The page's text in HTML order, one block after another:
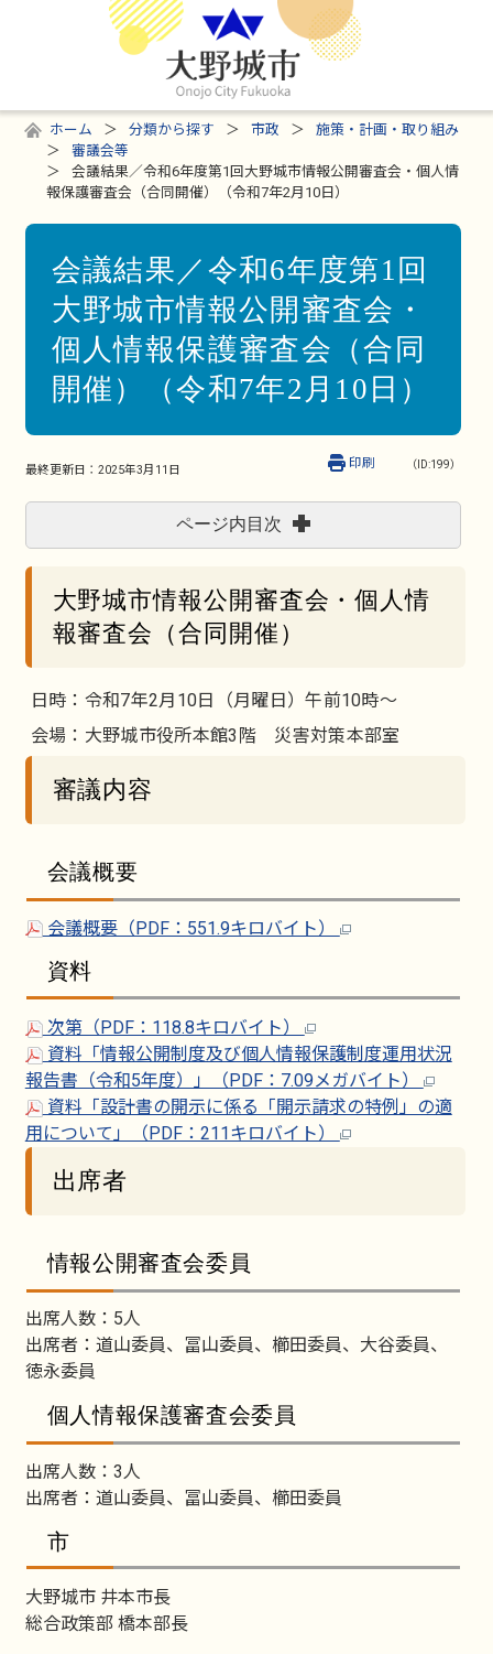
ホーム 分類から探す 市政
施策・計画・取り組み
審議会等
会議結果／令和6年度第1回大野城市情報公開審査会・個人情
報保護審査会（合同開催）（令和7年2月10日）
会議結果／令和6年度第1回
大野城市情報公開審査会・
個人情報保護審査会（合同
開催）（令和7年2月10日）
最終更新日： 2025年3月11日 （ID:199）
印刷
ページ内目次
大野城市情報公開審査会・個人情
報審査会（合同開催）
日時：令和7年2月10日（月曜日）午前10時～
会場：大野城市役所本館3階 災害対策本部室
審議内容
会議概要
会議概要（PDF：551.9キロバイト）
資料
次第（PDF：118.8キロバイト）
資料「情報公開制度及び個人情報保護制度運用状況
報告書（令和5年度）」（PDF：7.09メガバイト）
資料「設計書の開示に係る「開示請求の特例」の適
用について」（PDF：211キロバイト）
出席者
情報公開審査会委員
出席人数：5人
出席者：道山委員、冨山委員、櫛田委員、大谷委員、
徳永委員
個人情報保護審査会委員
出席人数：3人
出席者：道山委員、冨山委員、櫛田委員
市
大野城市 井本市長
総合政策部 橋本部長